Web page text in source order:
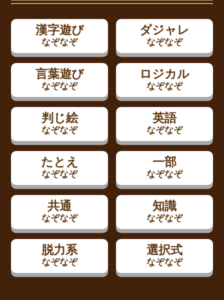
漢字遊び
なぞなぞ
ダジャレ
なぞなぞ
言葉遊び
なぞなぞ
ロジカル
なぞなぞ
判じ絵
なぞなぞ
英語
なぞなぞ
たとえ
なぞなぞ
一部
なぞなぞ
共通
なぞなぞ
知識
なぞなぞ
脱力系
なぞなぞ
選択式
なぞなぞ